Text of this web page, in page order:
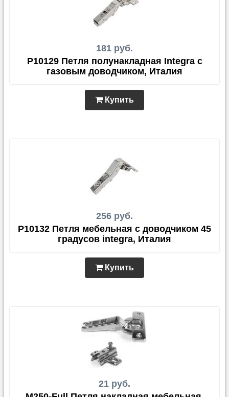
181 руб.
P10129 Петля полунакладная Integra с
газовым доводчиком, Италия
Купить
256 руб.
P10132 Петля мебельная с доводчиком 45
градусов integra, Италия
Купить
21 руб.